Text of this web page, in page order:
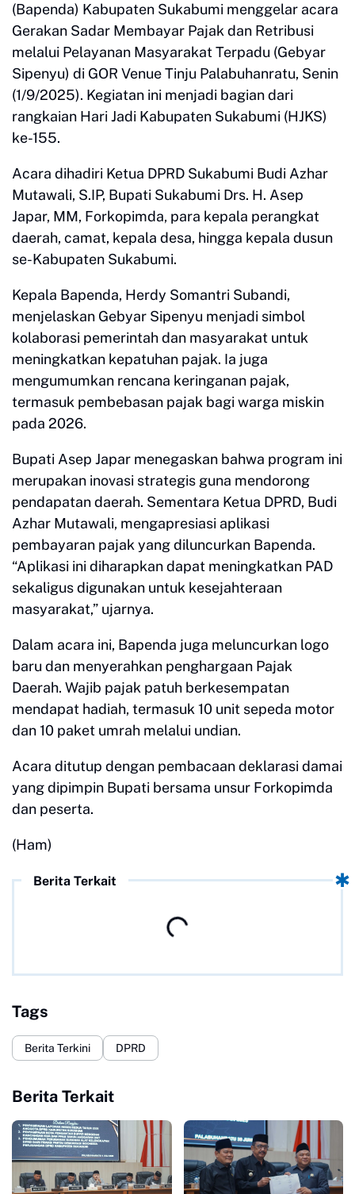
(Bapenda) Kabupaten Sukabumi menggelar acara
Gerakan Sadar Membayar Pajak dan Retribusi
melalui Pelayanan Masyarakat Terpadu (Gebyar
Sipenyu) di GOR Venue Tinju Palabuhanratu, Senin
(1/9/2025). Kegiatan ini menjadi bagian dari
rangkaian Hari Jadi Kabupaten Sukabumi (HJKS)
ke-155.
Acara dihadiri Ketua DPRD Sukabumi Budi Azhar
Mutawali, S.IP, Bupati Sukabumi Drs. H. Asep
Japar, MM, Forkopimda, para kepala perangkat
daerah, camat, kepala desa, hingga kepala dusun
se-Kabupaten Sukabumi.
Kepala Bapenda, Herdy Somantri Subandi,
menjelaskan Gebyar Sipenyu menjadi simbol
kolaborasi pemerintah dan masyarakat untuk
meningkatkan kepatuhan pajak. Ia juga
mengumumkan rencana keringanan pajak,
termasuk pembebasan pajak bagi warga miskin
pada 2026.
Bupati Asep Japar menegaskan bahwa program ini
merupakan inovasi strategis guna mendorong
pendapatan daerah. Sementara Ketua DPRD, Budi
Azhar Mutawali, mengapresiasi aplikasi
pembayaran pajak yang diluncurkan Bapenda.
“Aplikasi ini diharapkan dapat meningkatkan PAD
sekaligus digunakan untuk kesejahteraan
masyarakat,” ujarnya.
Dalam acara ini, Bapenda juga meluncurkan logo
baru dan menyerahkan penghargaan Pajak
Daerah. Wajib pajak patuh berkesempatan
mendapat hadiah, termasuk 10 unit sepeda motor
dan 10 paket umrah melalui undian.
Acara ditutup dengan pembacaan deklarasi damai
yang dipimpin Bupati bersama unsur Forkopimda
dan peserta.
(Ham)
Berita Terkait
Tags
Berita Terkini DPRD
Berita Terkait